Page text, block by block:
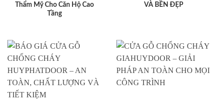
Thẩm Mỹ Cho Căn Hộ Cao
Tầng
VÀ BỀN ĐẸP